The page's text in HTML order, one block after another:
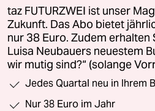
taz FUTURZWEI ist unser
Zukunft. Das Abo bietet
nur 38 Euro. Zudem erhalten
Luisa Neubauers neuestem
wir mutig sind?“ (solange
Jedes Quartal neu in Ihrem
Nur 38 Euro im Jahr